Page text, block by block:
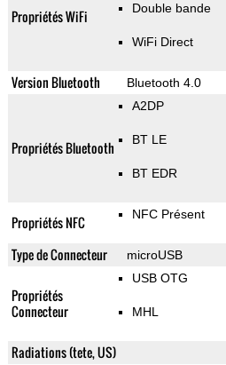
Propriétés WiFi Double bande
WiFi Direct
Version Bluetooth Bluetooth 4.0
Propriétés Bluetooth
A2DP
BT LE
BT EDR
Propriétés NFC NFC Présent
Type de Connecteur microUSB
Propriétés
Connecteur
USB OTG
MHL
Radiations (tete, US)